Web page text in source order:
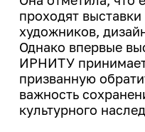
деятельности
Закупки
Издательство
Кадровая
Целевое
Архив
конструктор»
Профком
Старостат
Студенческие
еще...
Летние
Летняя
Политика
гендерного
Профком
Расписание
Система
Магазин ИРНИТУ:
проходят
художников,
Однако впервые
ИРНИТУ
призванную
важность
культурного